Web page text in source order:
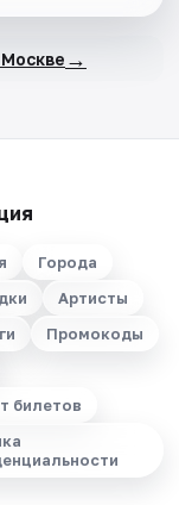
→
Города
Артисты
Промокоды
билетов